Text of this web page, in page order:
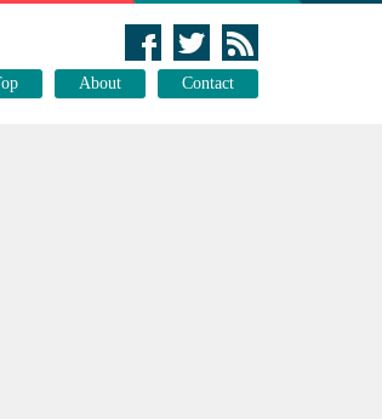
About Contact